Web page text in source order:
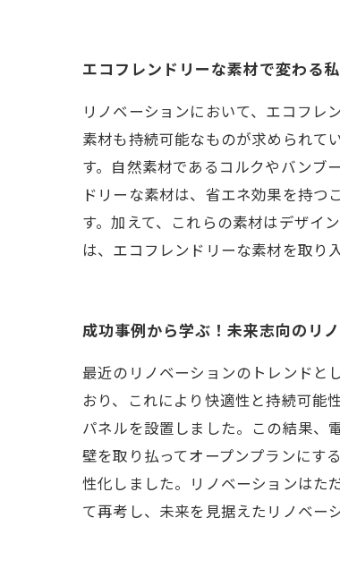
エコフレンドリーな素材で変わる
リノベーションにおいて、エコフレ
素材も持続可能なものが求められて
す。自然素材であるコルクやバンブ
ドリーな素材は、省エネ効果を持
す。加えて、これらの素材はデザイ
は、エコフレンドリーな素材を取り
成功事例から学ぶ！未来志向のリ
最近のリノベーションのトレンドと
おり、これにより快適性と持続可能
パネルを設置しました。この結果、
壁を取り払ってオープンプランにす
性化しました。リノベーションはた
て再考し、未来を見据えたリノベー